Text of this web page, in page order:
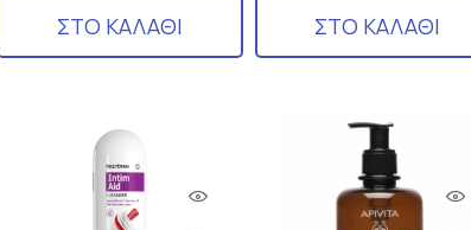
ΣΤΟ ΚΑΛΑΘΙ ΣΤΟ ΚΑΛΑΘΙ